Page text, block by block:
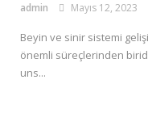
admin Mayıs 12, 2023
Beyin ve sinir sistemi
önemli süreçlerinden
uns...